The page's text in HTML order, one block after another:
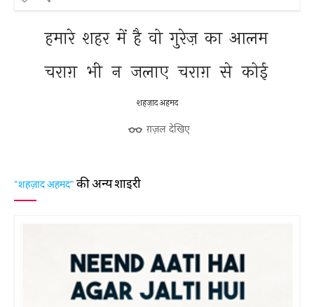
हमारे शहर में है वो गुरेज़ का आलम
चराग़ भी न जलाए चराग़ से कोई
शहज़ाद अहमद
ग़ज़ल देखिए
"शहज़ाद अहमद" की अन्य शाइरी